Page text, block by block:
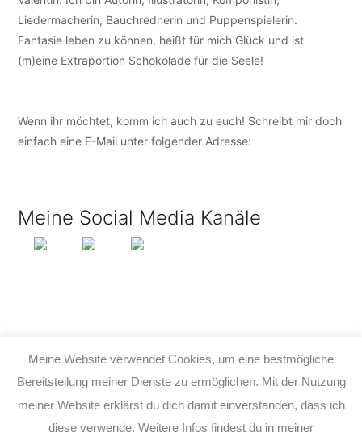
Liedermacherin, Bauchrednerin und Puppenspielerin.
Fantasie leben zu können, heißt für mich Glück und ist
(m)eine Extraportion Schokolade für die Seele!
Wenn ihr möchtet, komm ich auch zu euch! Schreibt mir doch
einfach eine E-Mail unter folgender Adresse:
Meine Social Media Kanäle
Meine Website verwendet Cookies, um eine bestmögliche
Bereitstellung meiner Dienste zu ermöglichen. Mit der Nutzung
meiner Website erklärst du dich damit einverstanden, dass ich
diese verwende. Weitere Infos findest du in meiner